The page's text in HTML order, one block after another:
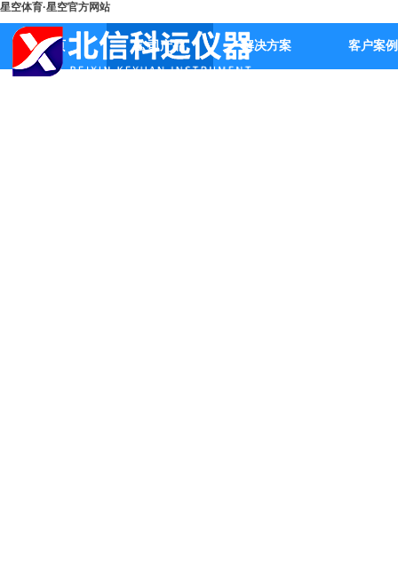
星空体育·星空官方网站
首页 公司产品 解决方案 客户案例